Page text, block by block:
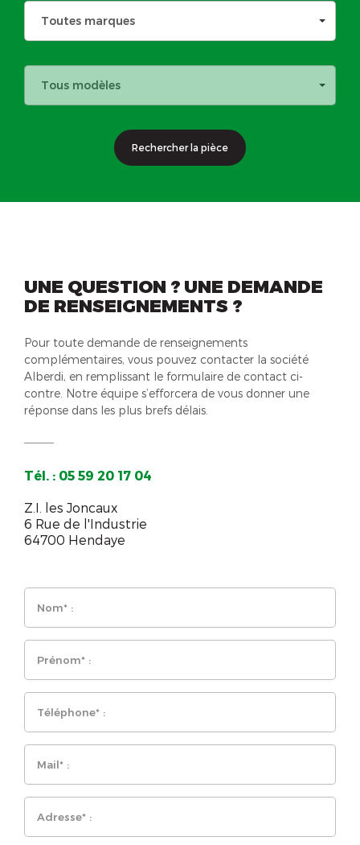
Toutes marques
Tous modèles
Rechercher la pièce
UNE QUESTION ? UNE DEMANDE
DE RENSEIGNEMENTS ?
Pour toute demande de renseignements
complémentaires, vous pouvez contacter la société
Alberdi, en remplissant le formulaire de contact ci-
contre. Notre équipe s’efforcera de vous donner une
réponse dans les plus brefs délais.
Tél. : 05 59 20 17 04
Z.I. les Joncaux
6 Rue de l'Industrie
64700 Hendaye